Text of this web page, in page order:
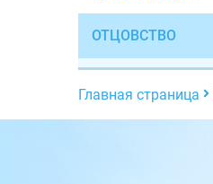
ОТЦОВСТВО
Главная страница